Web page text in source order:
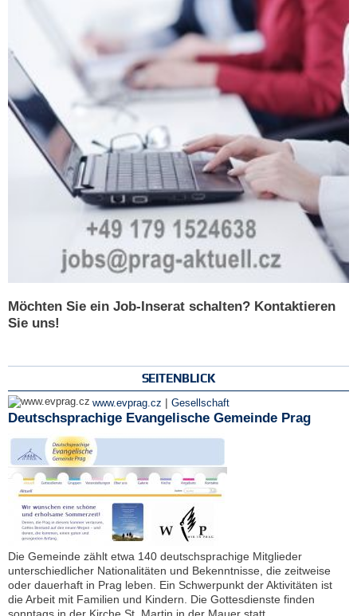
Möchten Sie ein Job-Inserat schalten? Kontaktieren
Sie uns!
SEITENBLICK
www.evprag.cz | Gesellschaft
Deutschsprachige Evangelische Gemeinde Prag
Die Gemeinde zählt etwa 140 deutschsprachige Mitglieder
unterschiedlicher Nationalitäten und Bekenntnisse, die zeitweise
oder dauerhaft in Prag leben. Ein Schwerpunkt der Aktivitäten ist
die Arbeit mit Familien und Kindern. Die Gottesdienste finden